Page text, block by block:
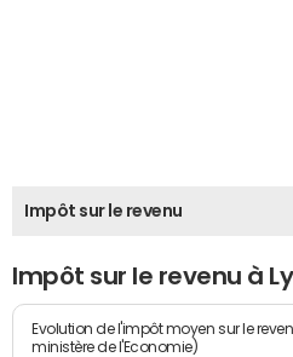
Impôt sur le revenu
Impôt sur le revenu à
Evolution de l'impôt moyen sur le
ministère de l'Economie)